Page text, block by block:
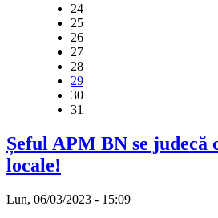
24
25
26
27
28
29
30
31
Șeful APM BN se judecă
locale!
Lun, 06/03/2023 - 15:09